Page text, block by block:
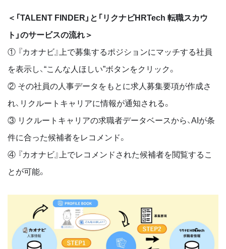
＜「TALENT FINDER」と「リクナビHRTech 転職スカウ
ト」のサービスの流れ＞
① 『カオナビ』上で募集するポジションにマッチする社員
を表示し、“こんな人ほしい”ボタンをクリック。
② その社員の人事データをもとに求人募集要項が作成さ
れ、リクルートキャリアに情報が通知される。
③ リクルートキャリアの求職者データベースから、AIが条
件に合った候補者をレコメンド。
④ 『カオナビ』上でレコメンドされた候補者を閲覧するこ
とが可能。